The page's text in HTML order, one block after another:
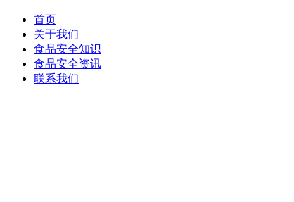
首页
关于我们
食品安全知识
食品安全资讯
联系我们